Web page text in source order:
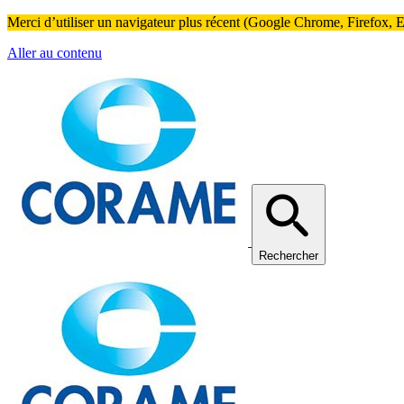
Merci d’utiliser un navigateur plus récent (Google Chrome, Firefox,
Aller au contenu
Rechercher